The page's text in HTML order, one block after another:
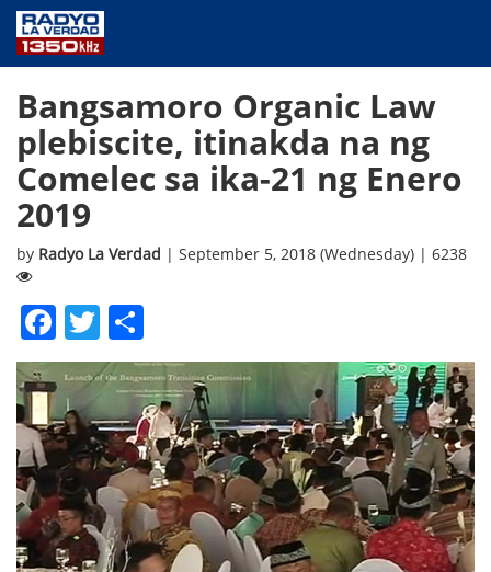
PUBLIC SERVICE
ANNOUNCEMENTS
PROGRAMS
ABOUT
Bangsamoro Organic Law
plebiscite, itinakda na ng
Comelec sa ika-21 ng Enero
2019
by Radyo La Verdad | September 5, 2018 (Wednesday) | 6238
Facebook
Twitter